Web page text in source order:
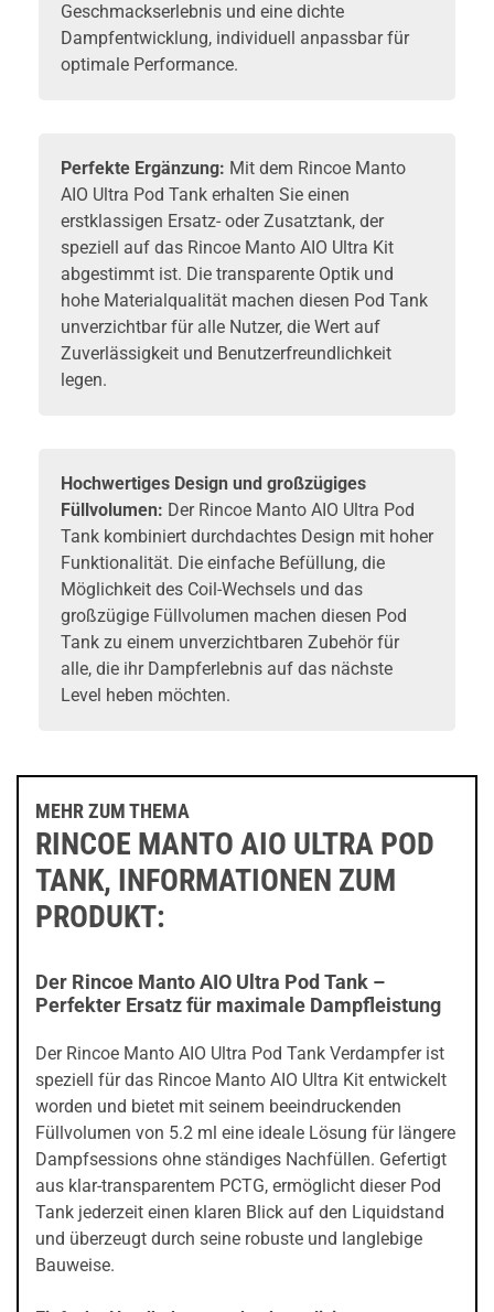
Geschmackserlebnis und eine dichte
Dampfentwicklung, individuell anpassbar für
optimale Performance.
Perfekte Ergänzung: Mit dem Rincoe Manto
AIO Ultra Pod Tank erhalten Sie einen
erstklassigen Ersatz- oder Zusatztank, der
speziell auf das Rincoe Manto AIO Ultra Kit
abgestimmt ist. Die transparente Optik und
hohe Materialqualität machen diesen Pod Tank
unverzichtbar für alle Nutzer, die Wert auf
Zuverlässigkeit und Benutzerfreundlichkeit
legen.
Hochwertiges Design und großzügiges
Füllvolumen: Der Rincoe Manto AIO Ultra Pod
Tank kombiniert durchdachtes Design mit hoher
Funktionalität. Die einfache Befüllung, die
Möglichkeit des Coil-Wechsels und das
großzügige Füllvolumen machen diesen Pod
Tank zu einem unverzichtbaren Zubehör für
alle, die ihr Dampferlebnis auf das nächste
Level heben möchten.
MEHR ZUM THEMA
RINCOE MANTO AIO ULTRA POD
TANK, INFORMATIONEN ZUM
PRODUKT:
Der Rincoe Manto AIO Ultra Pod Tank –
Perfekter Ersatz für maximale Dampfleistung
Der Rincoe Manto AIO Ultra Pod Tank Verdampfer ist
speziell für das Rincoe Manto AIO Ultra Kit entwickelt
worden und bietet mit seinem beeindruckenden
Füllvolumen von 5.2 ml eine ideale Lösung für längere
Dampfsessions ohne ständiges Nachfüllen. Gefertigt
aus klar-transparentem PCTG, ermöglicht dieser Pod
Tank jederzeit einen klaren Blick auf den Liquidstand
und überzeugt durch seine robuste und langlebige
Bauweise.